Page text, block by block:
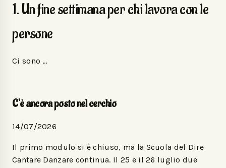
1. Un fine settimana per chi lavora con le
persone
Ci sono …
C’è ancora posto nel cerchio
14/07/2026
Il primo modulo si è chiuso, ma la Scuola del Dire
Cantare Danzare continua. Il 25 e il 26 luglio due